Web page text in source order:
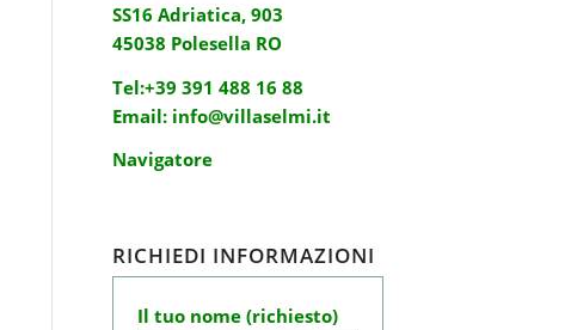
SS16 Adriatica, 903
45038 Polesella RO
Tel:+39 391 488 16 88
Email: info@villaselmi.it
Navigatore
RICHIEDI INFORMAZIONI
Il tuo nome (richiesto)